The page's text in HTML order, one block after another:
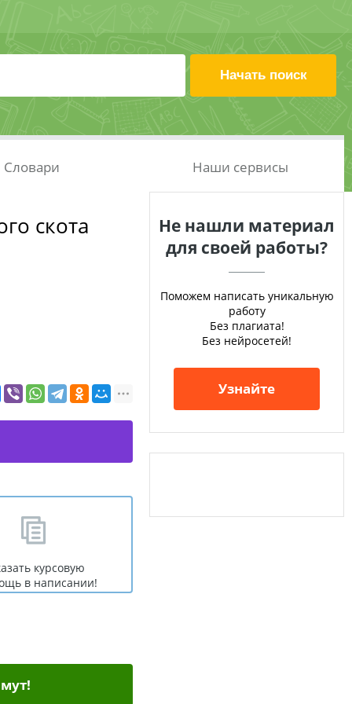
Словари Наши сервисы
скота
курсовую
в написании!
Не нашли материал
для своей работы?
Поможем написать уникальную
работу
Без плагиата!
Без нейросетей!
Узнайте